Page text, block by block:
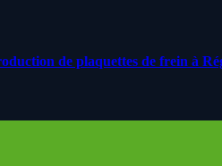
de plaquettes de frein à